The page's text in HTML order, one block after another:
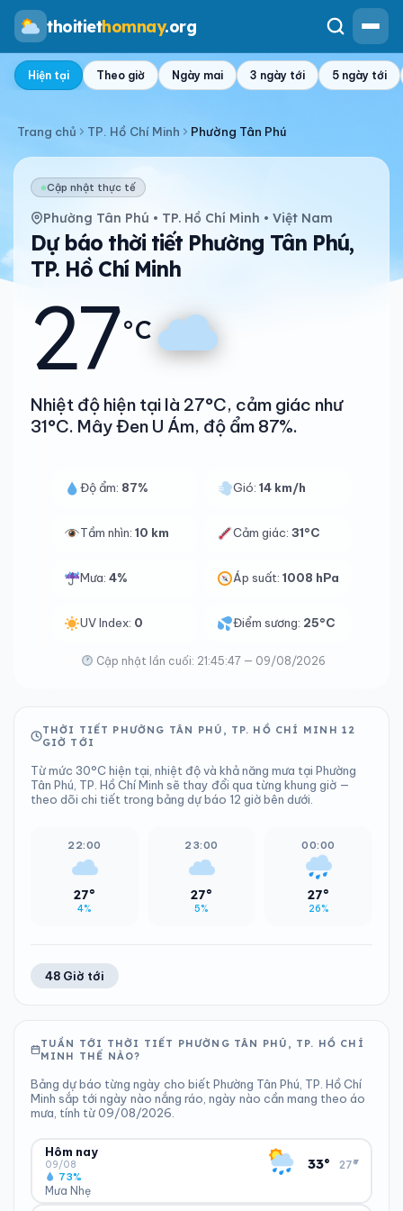
thoitiethomnay.org
Hiện tại Theo giờ Ngày mai 3 ngày tới 5 ngày tới
Trang chủ TP. Hồ Chí Minh Phường Tân Phú
Cập nhật thực tế
Phường Tân Phú • TP. Hồ Chí Minh • Việt Nam
Dự báo thời tiết Phường Tân Phú,
TP. Hồ Chí Minh
27°C
Nhiệt độ hiện tại là 27°C, cảm giác như
31°C. Mây Đen U Ám, độ ẩm 87%.
Độ ẩm: 87% Gió:14 km/h
Tầm nhìn: 10 km Cảm giác:31°C
Mưa: 4% Áp suất:1008 hPa
UV Index: 0 Điểm sương: 25°C
Cập nhật lần cuối: 21:45:47 — 09/08/2026
THỜI TIẾT PHƯỜNG TÂN PHÚ, TP. HỒ CHÍ MINH 12
GIỜ TỚI
Từ mức 30°C hiện tại, nhiệt độ và khả năng mưa tại Phường
Tân Phú, TP. Hồ Chí Minh sẽ thay đổi qua từng khung giờ —
theo dõi chi tiết trong bảng dự báo 12 giờ bên dưới.
22:00
27°
4%
23:00
27°
5%
00:00
27°
26%
48 Giờ tới
TUẦN TỚI THỜI TIẾT PHƯỜNG TÂN PHÚ, TP. HỒ CHÍ
MINH THẾ NÀO?
Bảng dự báo từng ngày cho biết Phường Tân Phú, TP. Hồ Chí
Minh sắp tới ngày nào nắng ráo, ngày nào cần mang theo áo
mưa, tính từ 09/08/2026.
Hôm nay
09/08
Mưa Nhẹ
73%
33° 27°
▾